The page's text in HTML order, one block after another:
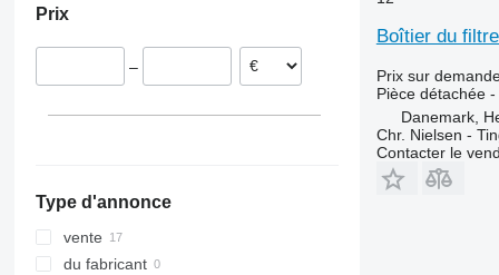
Prix
–
Type d'annonce
vente
du fabricant
Boîtier du
Prix sur
Pièce détachée
Danemark,
Chr. Nielsen -
Contacter le